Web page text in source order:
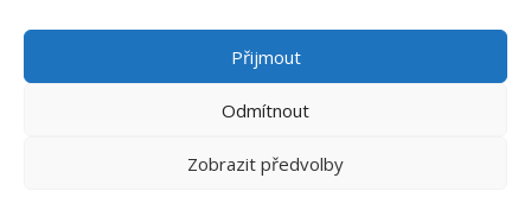
Přijmout
Odmítnout
Zobrazit předvolby
PROHLÁŠENÍ O NAKLÁDÁNÍ S OSOBNÍMI ÚDAJI
ZÁSADY COOKIES (EU)